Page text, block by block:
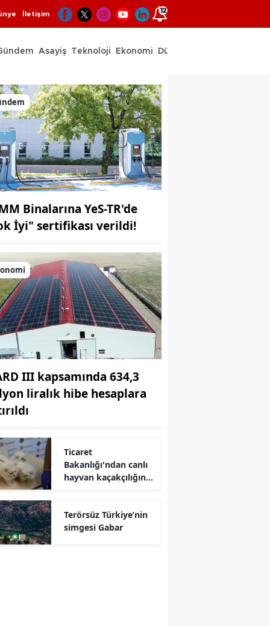
İletişim 12
Asayiş Teknoloji Ekonomi Dünya
Binalarına YeS-TR'de
İyi" sertifikası verildi!
III kapsamında 634,3
liralık hibe hesaplara
Ticaret
Bakanlığı'ndan canlı
hayvan kaçakçılığına
Terörsüz Türkiye’nin
simgesi Gabar